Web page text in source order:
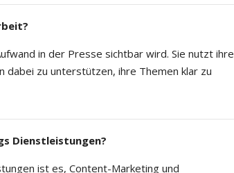
in der Presse sichtbar wird. Sie nutzt ihre
dabei zu unterstützen, ihre Themen klar zu
Dienstleistungen?
ist es, Content-Marketing und